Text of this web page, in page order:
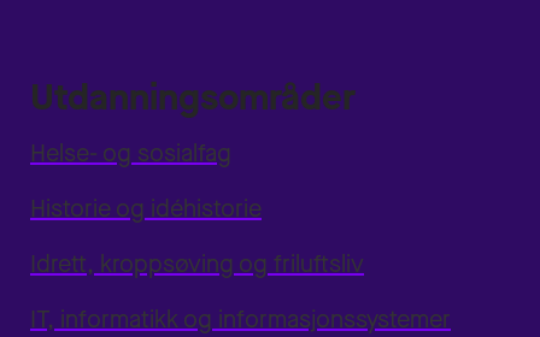
Utdanningsområder
Helse- og sosialfag
Historie og idéhistorie
Idrett, kroppsøving og friluftsliv
IT, informatikk og informasjonssystemer